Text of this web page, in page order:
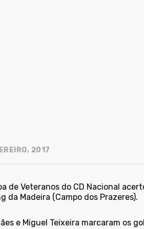
2017
de Veteranos do CD Nacional
da Madeira (Campo dos Prazeres).
e Miguel Teixeira marcaram os